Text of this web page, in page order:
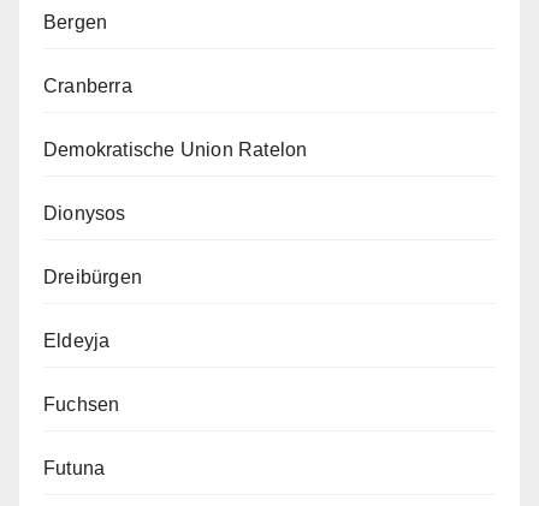
Bergen
Cranberra
Demokratische Union Ratelon
Dionysos
Dreibürgen
Eldeyja
Fuchsen
Futuna